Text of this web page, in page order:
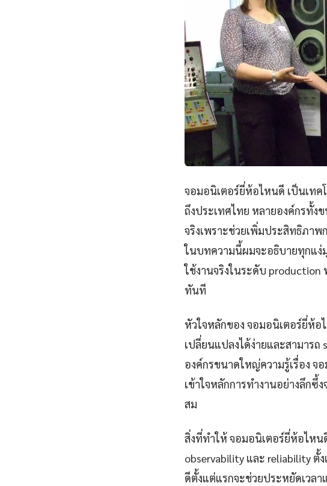
จอมอนิเตอร์ยี่ห้อไหนดี เป็นเทค
ถึงประเทศไทย หลายองค์กรทั้ง
จริงเพราะช่วยเพิ่มประสิทธิภา
ในบทความนี้ผมจะอธิบายทุกแง่
ใช้งานจริงในระดับ
ทันที
หัวใจหลักของ จอมอนิเตอร์ยี่ห้
เปลี่ยนแปลงได้ง่ายและสามาร
องค์กรขนาดใหญ่ความรู้เรื่อง
เข้าใจหลักการทำงานอย่างลึกซึ้
สม
สิ่งที่ทำให้ จอมอนิเตอร์ยี่ห้อไห
observability และ reliability ตั้
ดีตั้งแต่แรกจะช่วยประหยัดเวล